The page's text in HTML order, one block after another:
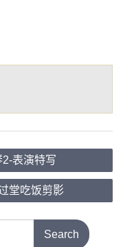
表演特写
堂吃饭剪影